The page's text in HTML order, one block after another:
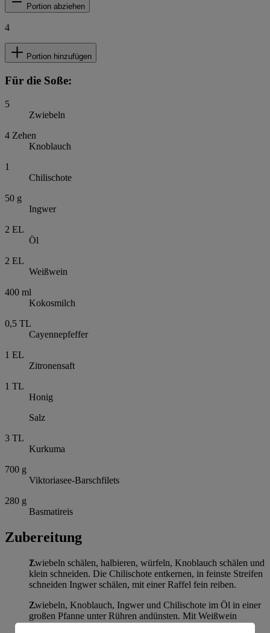
Portion abziehen
4
Portion hinzufügen
Für die Soße:
5
Zwiebeln
4 Zehen
Knoblauch
1
Chilischote
50 g
Ingwer
2 EL
Öl
2 EL
Weißwein
400 ml
Kokosmilch
0,5 TL
Cayennepfeffer
1 EL
Zitronensaft
1 TL
Honig
Salz
3 TL
Kurkuma
700 g
Viktoriasee-Barschfilets
280 g
Basmatireis
Zubereitung
Zwiebeln schälen, halbieren, würfeln, Knoblauch schälen und
klein schneiden. Die Chilischote entkernen, in feinste Streifen
schneiden Ingwer schälen, mit einer Raffel fein reiben.
Zwiebeln, Knoblauch, Ingwer und Chilischote im Öl in einer
großen Pfanne unter Rühren andünsten. Mit Weißwein